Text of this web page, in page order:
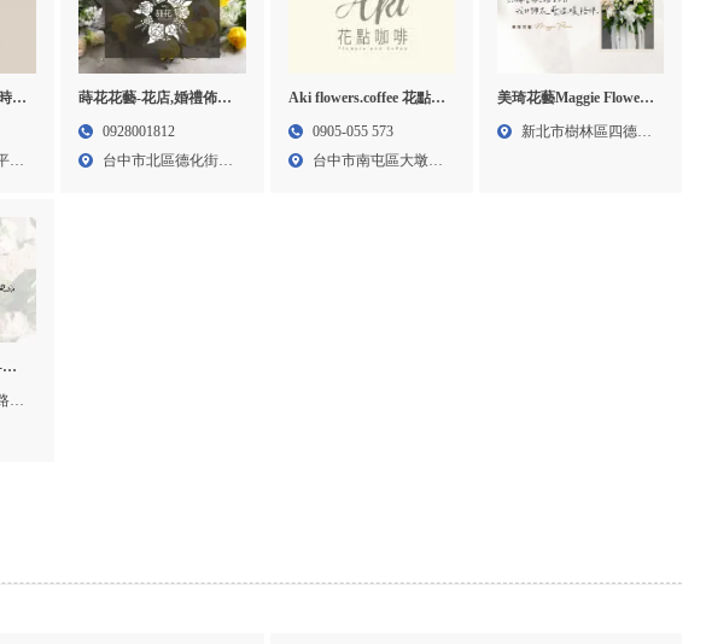
花
,
路
蒔花花藝-花店,婚禮佈置,
台中花店,北區花店
0928001812
台中市北區德化街
Aki flowers.coffee 花點咖
啡-花店 || 永生花訂製 ||
0905-055 573
台中市南屯區大墩路
美琦花藝Maggie Flower-
花店,台北花店,樹林區花
新北市樹林區四德街